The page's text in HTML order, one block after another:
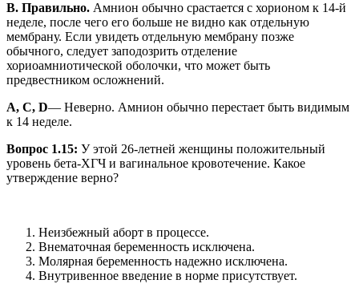
B. Правильно. Амнион обычно срастается с хорионом к 14-й
неделе, после чего его больше не видно как отдельную
мембрану. Если увидеть отдельную мембрану позже
обычного, следует заподозрить отделение
хориоамниотической оболочки, что может быть
предвестником осложнений.
A, C, D— Неверно. Амнион обычно перестает быть видимым
к 14 неделе.
Вопрос 1.15: У этой 26-летней женщины положительный
уровень бета-ХГЧ и вагинальное кровотечение. Какое
утверждение верно?
Неизбежный аборт в процессе.
Внематочная беременность исключена.
Молярная беременность надежно исключена.
Внутривенное введение в норме присутствует.